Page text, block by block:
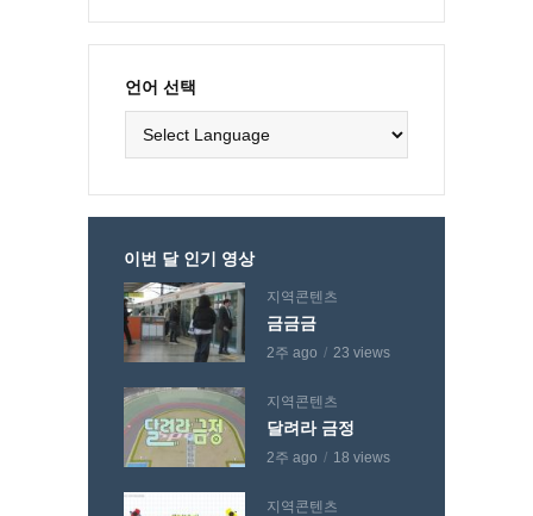
언어 선택
이번 달 인기 영상
지역콘텐츠
금금금
2주 ago 23 views
지역콘텐츠
달려라 금정
2주 ago 18 views
지역콘텐츠